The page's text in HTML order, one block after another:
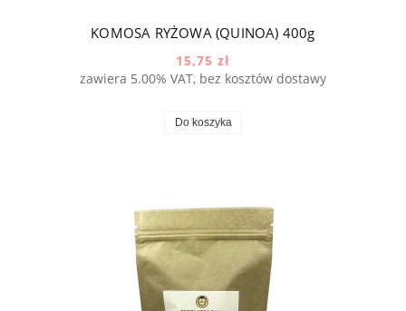
KOMOSA RYŻOWA (QUINOA) 400g
15,75 zł
zawiera 5.00% VAT, bez kosztów dostawy
Do koszyka